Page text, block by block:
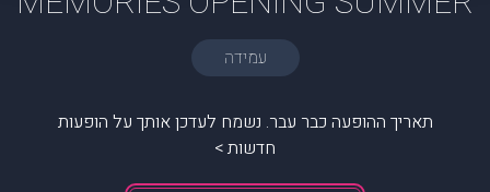
עמידה
תאריך ההופעה כבר עבר. נשמח לעדכן אותך על הופעות
חדשות >